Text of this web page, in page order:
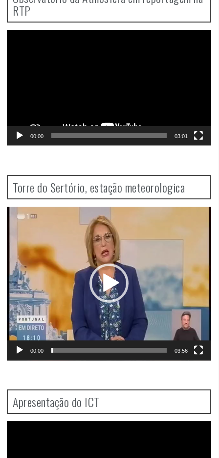
RTP
00:00 03:01
Torre do Sertório, estação meteorologica
Player
00:00 03:56
Apresentação do ICT